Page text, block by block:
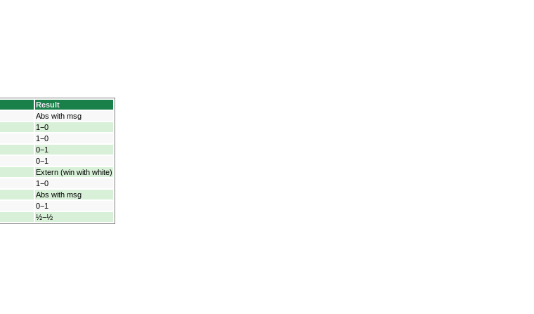
Result
Abs with msg
1−0
1−0
0−1
0−1
Extern (win with white)
1−0
Abs with msg
0−1
½−½